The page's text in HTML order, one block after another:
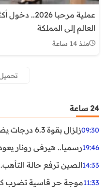
العالم إلى المملكة
منذ 14 ساعة
24 ساعة
09:30زلزال بقوة 6.3 درجات يضرب جنوب الفلبين.. ولا تحذير من تسونامي حتى الآن
19:46رسميا.. هيرفي رونار
14:33الصين ترفع حالة
11:33موجة حر قاسية تضرب